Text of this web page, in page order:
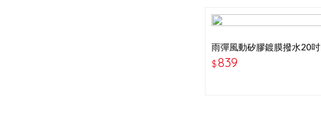
雨彈風動矽膠鍍膜撥水20吋
雨刷
$839